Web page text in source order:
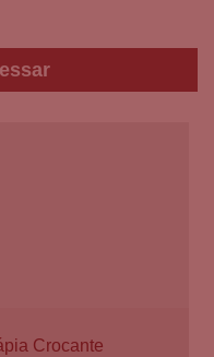
Crocante